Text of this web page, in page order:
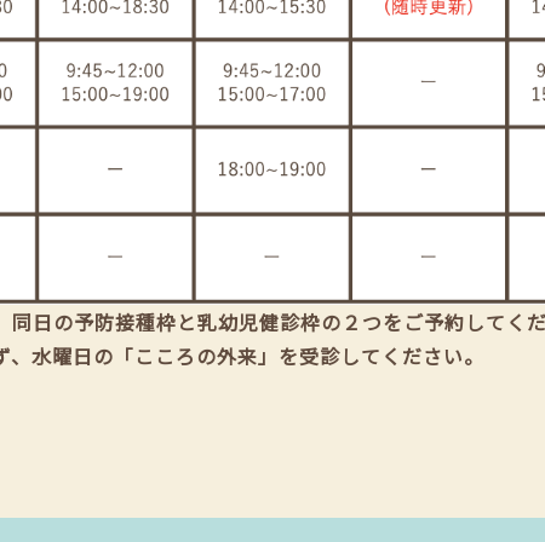
日の予防接種枠と乳幼児健診枠の２つをご予約してく
水曜日の「こころの外来」を受診してください。